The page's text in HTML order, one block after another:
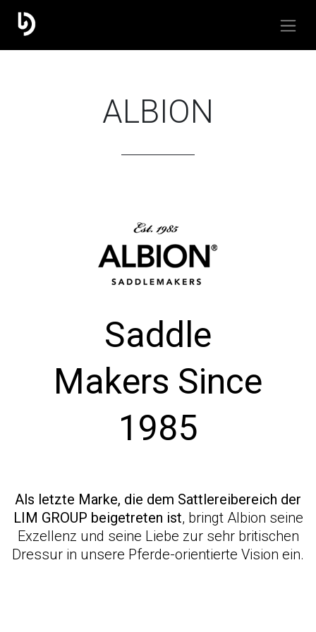
ALBION
Saddle
Makers Since
1985
Als letzte Marke, die dem Sattlereibereich der
LIM GROUP beigetreten ist, bringt Albion seine
Exzellenz und seine Liebe zur sehr britischen
Dressur in unsere Pferde-orientierte Vision ein.